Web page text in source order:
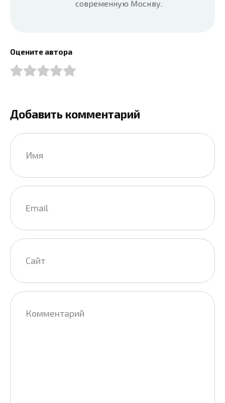
современную Москву.
Оцените автора
Добавить комментарий
Имя
Email
Сайт
Комментарий